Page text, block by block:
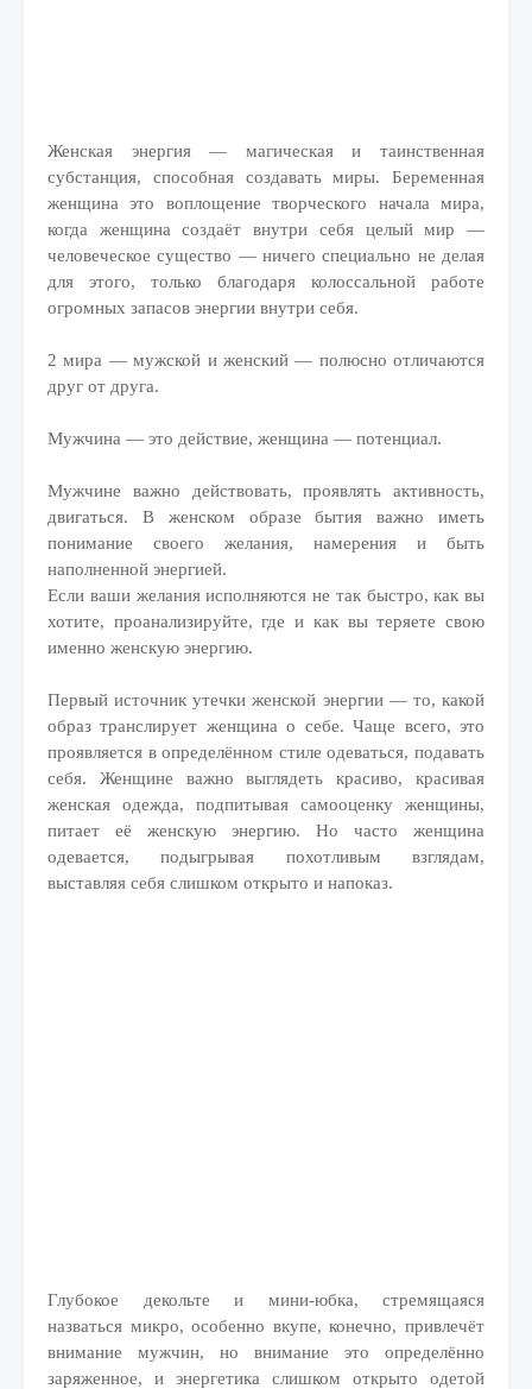
Женская энергия — магическая и таинственная
субстанция, способная создавать миры. Беременная
женщина это воплощение творческого начала мира,
когда женщина создаёт внутри себя целый мир —
человеческое существо — ничего специально не делая
для этого, только благодаря колоссальной работе
огромных запасов энергии внутри себя.
2 мира — мужской и женский — полюсно отличаются
друг от друга.
Мужчина — это действие, женщина — потенциал.
Мужчине важно действовать, проявлять активность,
двигаться. В женском образе бытия важно иметь
понимание своего желания, намерения и быть
наполненной энергией.
Если ваши желания исполняются не так быстро, как вы
хотите, проанализируйте, где и как вы теряете свою
именно женскую энергию.
Первый источник утечки женской энергии — то, какой
образ транслирует женщина о себе. Чаще всего, это
проявляется в определённом стиле одеваться, подавать
себя. Женщине важно выглядеть красиво, красивая
женская одежда, подпитывая самооценку женщины,
питает её женскую энергию. Но часто женщина
одевается, подыгрывая похотливым взглядам,
выставляя себя слишком открыто и напоказ.
Глубокое декольте и мини-юбка, стремящаяся
назваться микро, особенно вкупе, конечно, привлечёт
внимание мужчин, но внимание это определённо
заряженное, и энергетика слишком открыто одетой